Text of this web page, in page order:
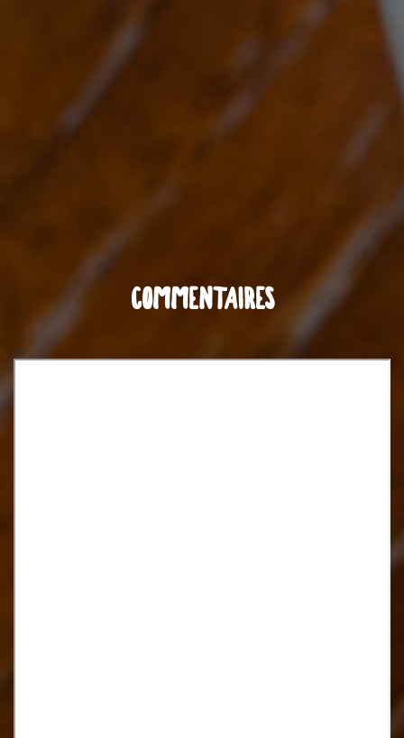
COMMENTAIRES